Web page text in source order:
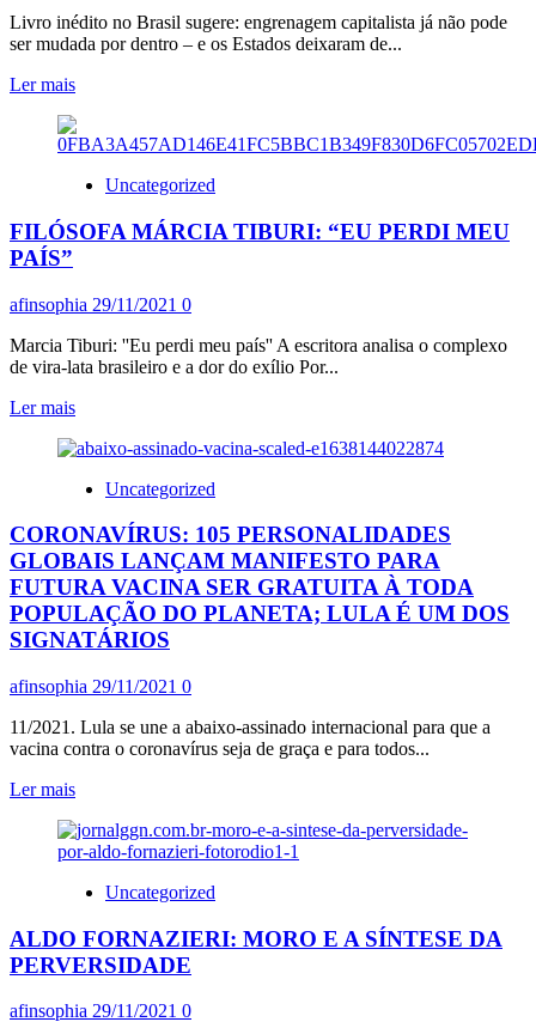
CURTA,
AFIRMAM
ENTIDADES
Livro inédito no Brasil sugere: engrenagem capitalista já não pode
ser mudada por dentro – e os Estados deixaram de...
Ler maisLeia
sobre
MUNDO
DESENCANTO:
ALTERNATIVA
Uncategorized
FILÓSOFA MÁRCIA TIBURI: “EU PERDI MEU
PAÍS”
afinsophia 29/11/2021 0
Marcia Tiburi: ''Eu perdi meu país'' A escritora analisa o complexo
de vira-lata brasileiro e a dor do exílio Por...
Ler maisLeia
sobre
MÁRCIA
“EU
PERDI
MEU
PAÍS”
Uncategorized
CORONAVÍRUS: 105 PERSONALIDADES
GLOBAIS LANÇAM MANIFESTO PARA
FUTURA VACINA SER GRATUITA À TODA
POPULAÇÃO DO PLANETA; LULA É UM DOS
SIGNATÁRIOS
afinsophia 29/11/2021 0
11/2021. Lula se une a abaixo-assinado internacional para que a
vacina contra o coronavírus seja de graça e para todos...
Ler maisLeia
sobre
CORONAVÍRUS:
PERSONALIDADES
LANÇAM
MANIFESTO
PARA
FUTURA
Uncategorized
ALDO FORNAZIERI: MORO E A SÍNTESE DA
PERVERSIDADE
afinsophia 29/11/2021 0